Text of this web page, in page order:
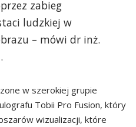
zabieg
ludzkiej w
– mówi dr inż.
w szerokiej grupie
Tobii Pro Fusion, który
wizualizacji, które